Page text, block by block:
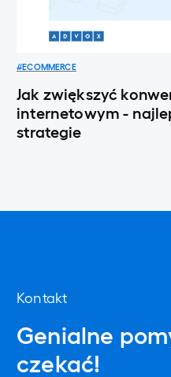
#ECOMMERCE
Jak zwiększyć
internetowym -
strategie
Kontakt
Genialne
czekać!